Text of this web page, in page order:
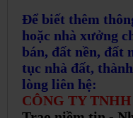
Để biết thêm
hoặc nhà xưởng
bán, đất nền, đất
tục nhà đất,
lòng liên hệ:
CÔNG TY